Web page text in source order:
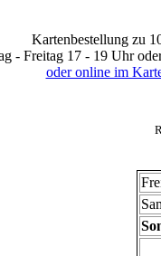
Kartenbestellung zu
- Freitag 17 - 19 Uhr
oder online im